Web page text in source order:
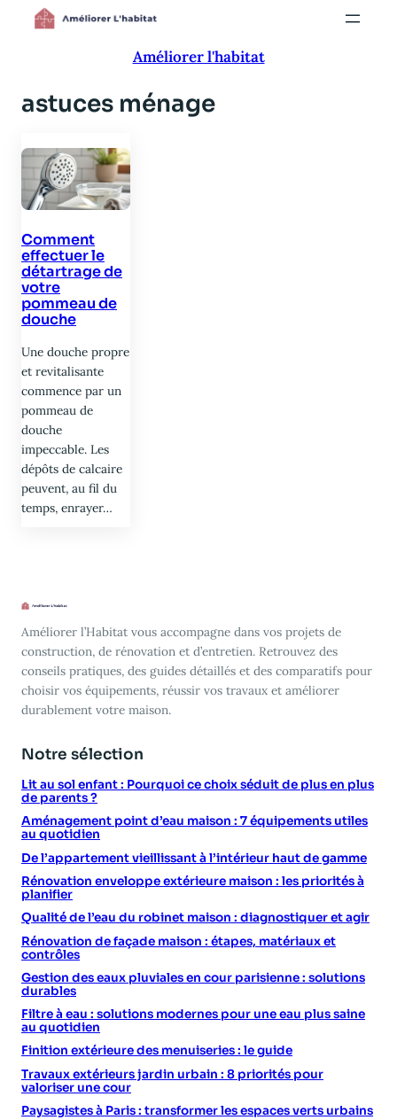
Aller
Améliorer l'habitat
astuces ménage
Comment
effectuer le
détartrage de
votre
pommeau de
douche
Une douche propre
et revitalisante
commence par un
pommeau de
douche
impeccable. Les
dépôts de calcaire
peuvent, au fil du
temps, enrayer…
Améliorer l’Habitat vous accompagne dans vos projets de
construction, de rénovation et d’entretien. Retrouvez des
conseils pratiques, des guides détaillés et des comparatifs pour
choisir vos équipements, réussir vos travaux et améliorer
durablement votre maison.
Notre sélection
Lit au sol enfant : Pourquoi ce choix séduit de plus en plus
de parents ?
Aménagement point d’eau maison : 7 équipements utiles
au quotidien
De l’appartement vieillissant à l’intérieur haut de gamme
Rénovation enveloppe extérieure maison : les priorités à
planifier
Qualité de l’eau du robinet maison : diagnostiquer et agir
Rénovation de façade maison : étapes, matériaux et
contrôles
Gestion des eaux pluviales en cour parisienne : solutions
durables
Filtre à eau : solutions modernes pour une eau plus saine
au quotidien
Finition extérieure des menuiseries : le guide
Travaux extérieurs jardin urbain : 8 priorités pour
valoriser une cour
Paysagistes à Paris : transformer les espaces verts urbains